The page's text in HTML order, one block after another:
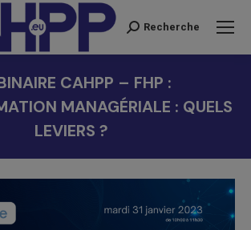
Recherche
Recherche
CAHPP – FHP :
MANAGÉRIALE : QUELS
LEVIERS ?